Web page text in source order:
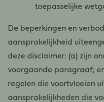
toepasselijke
De beperkingen en
aansprakelijkheid
deze disclaimer: (a) zijn
voorgaande paragraaf;
regelen die voortvloeien
aansprakelijkheden die